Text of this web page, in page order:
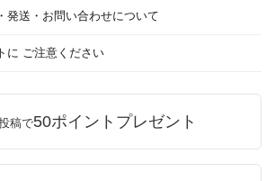
発送・お問い合わせについて
に ご注意ください
稿で50ポイントプレゼント